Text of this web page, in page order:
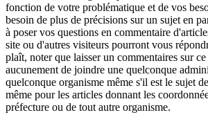
fonction de votre problématique et de vos
besoin de plus de précisions sur un sujet en
à poser vos questions en commentaire
site ou d'autres visiteurs pourront vous
plaît, noter que laisser un commentaires sur
aucunement de joindre une quelconque
quelconque organisme même s'il est le sujet
même pour les articles donnant les
préfecture ou de tout autre organisme.